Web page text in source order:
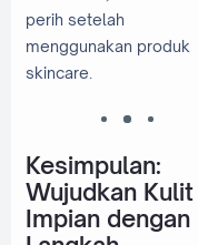
perih setelah
menggunakan produk
skincare.
Kesimpulan:
Wujudkan Kulit
Impian dengan